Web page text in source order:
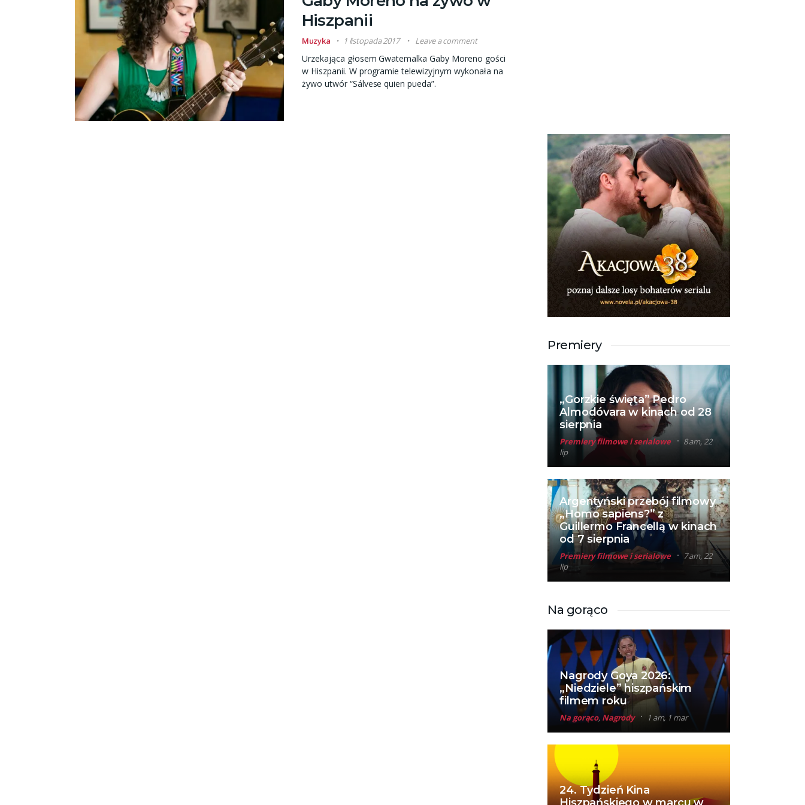
Hiszpanii
Muzyka 1 listopada 2017 Leave a comment
Urzekająca głosem Gwatemalka Gaby Moreno gości
w Hiszpanii. W programie telewizyjnym wykonała na
żywo utwór “Sálvese quien pueda”.
Premiery
„Gorzkie święta” Pedro
Almodóvara w kinach od 28
sierpnia
Premiery filmowe i serialowe
8 am, 22
lip
Argentyński przebój filmowy
„Homo sapiens?” z
Guillermo Francellą w kinach
od 7 sierpnia
Premiery filmowe i serialowe
7 am, 22
lip
Na gorąco
Nagrody Goya 2026:
„Niedziele” hiszpańskim
filmem roku
Na gorąco, Nagrody 1 am, 1 mar
24. Tydzień Kina